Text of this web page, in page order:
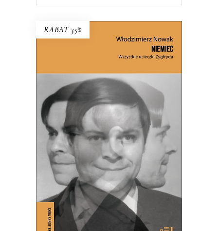
RABAT 35%
E-BOOK DO KOSZYKA
NIEMIEC. WSZYSTKIE
UCIECZKI ZYGFRYDA
Czy Zygfryd Kapela zdradził Niemcy z
Polską, czy Polskę z Niemcami?
61.00 39.65zł
KSIĄŻKA DO KOSZYKA